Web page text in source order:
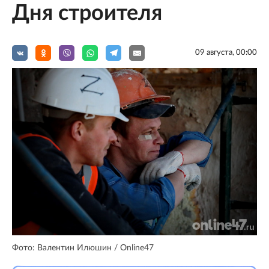
Дня строителя
09 августа, 00:00
Фото: Валентин Илюшин / Online47